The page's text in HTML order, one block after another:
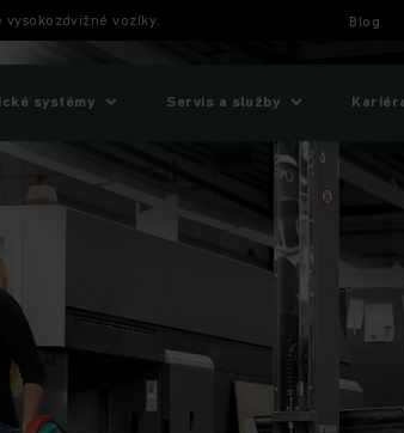
vozíky. Blog
systémy Servis a služby